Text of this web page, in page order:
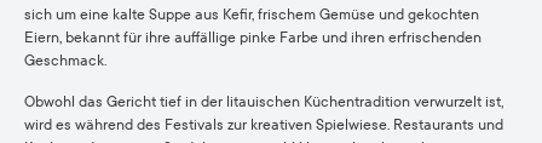
sich um eine kalte Suppe aus Kefir, frischem Gemüse und gekochten
Eiern, bekannt für ihre auffällige pinke Farbe und ihren erfrischenden
Geschmack.
Obwohl das Gericht tief in der litauischen Küchentradition verwurzelt ist,
wird es während des Festivals zur kreativen Spielwiese. Restaurants und